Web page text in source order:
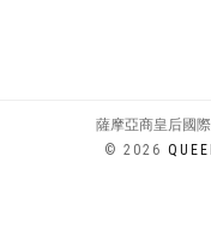
薩摩亞商皇后國
© 2026